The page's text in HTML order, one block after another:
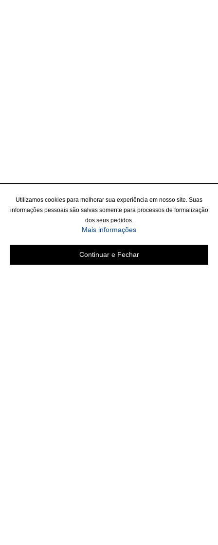
Utilizamos cookies para melhorar sua experiência em nosso site. Suas
informações pessoais são salvas somente para processos de formalização
dos seus pedidos.
Mais informações
Continuar e Fechar